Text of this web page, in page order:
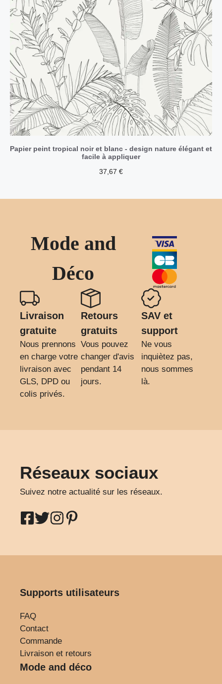
Papier peint tropical noir et blanc - design nature élégant et
facile à appliquer
37,67 €
Mode and
Déco
Livraison
gratuite
Nous prennons
en charge votre
livraison avec
GLS, DPD ou
colis privés.
Retours
gratuits
Vous pouvez
changer d'avis
pendant 14
jours.
SAV et
support
Ne vous
inquiètez pas,
nous sommes
là.
Réseaux sociaux
Suivez notre actualité sur les réseaux.
Supports utilisateurs
FAQ
Contact
Commande
Livraison et retours
Mode and déco